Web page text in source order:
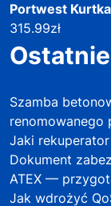
Portwest
315.99zł
Szamba
renomowanego
Jaki
Dokument
ATEX —
Jak wdrożyć